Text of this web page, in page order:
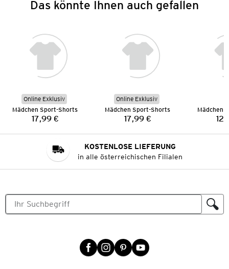
Das könnte Ihnen auch gefallen
Online Exklusiv
Mädchen Sport-Shorts
Preis:
17,99 €
Online Exklusiv
Mädchen Sport-Shorts
Preis:
17,99 €
Mädchen
KOSTENLOSE LIEFERUNG
in alle österreichischen Filialen